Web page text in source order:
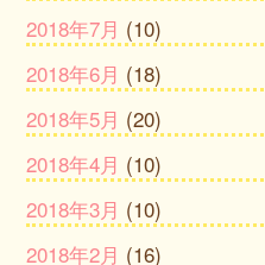
2018年7月 (10)
2018年6月 (18)
2018年5月 (20)
2018年4月 (10)
2018年3月 (10)
2018年2月 (16)